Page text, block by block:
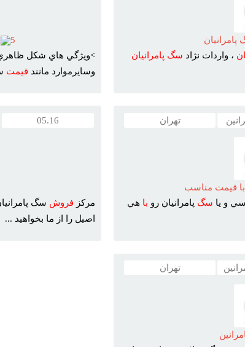
، واردات نژاد سگ پامرانيان
5
>ويژگي هاي شکل
وسايرموارد مانند قيمت
تهران
قيمت مناسب
و يا سگ پامرانيان رو با هي
05.16
مرکز فروش سگ
اصيل را از ما بخواهيد ...
تهران